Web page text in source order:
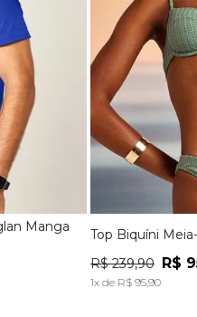
Manga
P
Top Biquíni
R$ 239,90 R$
1x de R$ 95,90